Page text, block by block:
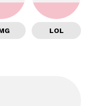
LOL